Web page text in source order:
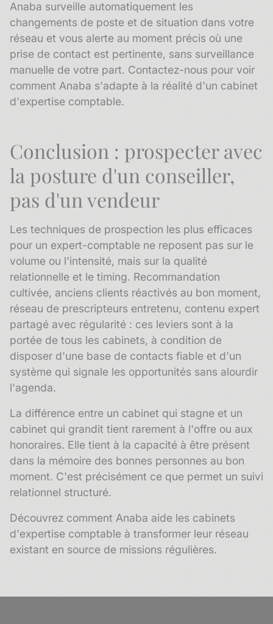
Anaba surveille automatiquement les
changements de poste et de situation dans votre
réseau et vous alerte au moment précis où une
prise de contact est pertinente, sans surveillance
manuelle de votre part. Contactez-nous pour voir
comment Anaba s'adapte à la réalité d'un cabinet
d'expertise comptable.
Conclusion : prospecter avec
la posture d'un conseiller,
pas d'un vendeur
Les techniques de prospection les plus efficaces
pour un expert-comptable ne reposent pas sur le
volume ou l'intensité, mais sur la qualité
relationnelle et le timing. Recommandation
cultivée, anciens clients réactivés au bon moment,
réseau de prescripteurs entretenu, contenu expert
partagé avec régularité : ces leviers sont à la
portée de tous les cabinets, à condition de
disposer d'une base de contacts fiable et d'un
système qui signale les opportunités sans alourdir
l'agenda.
La différence entre un cabinet qui stagne et un
cabinet qui grandit tient rarement à l'offre ou aux
honoraires. Elle tient à la capacité à être présent
dans la mémoire des bonnes personnes au bon
moment. C'est précisément ce que permet un suivi
relationnel structuré.
Découvrez comment Anaba aide les cabinets
d'expertise comptable à transformer leur réseau
existant en source de missions régulières.